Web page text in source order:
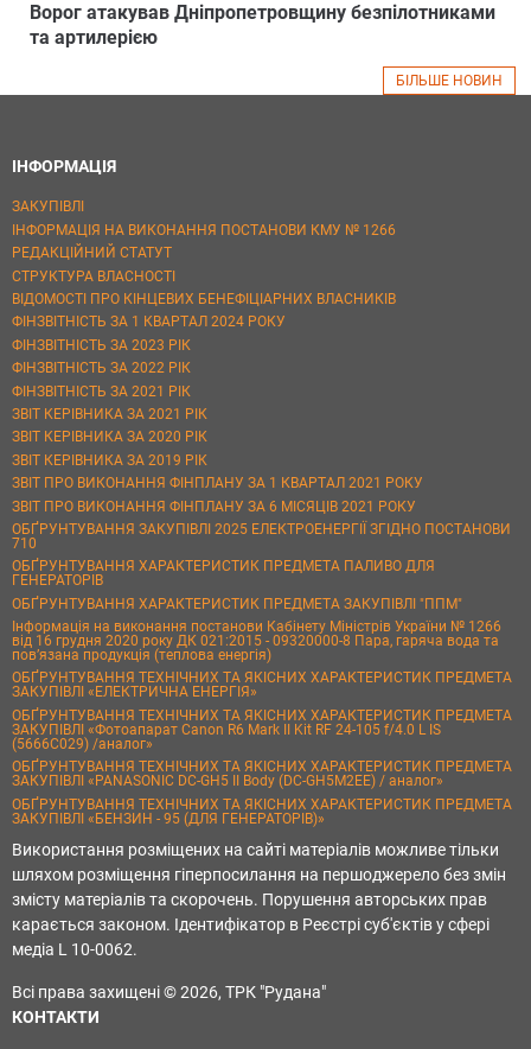
Ворог атакував Дніпропетровщину безпілотниками
та артилерією
БІЛЬШЕ НОВИН
ІНФОРМАЦІЯ
ЗАКУПІВЛІ
ІНФОРМАЦІЯ НА ВИКОНАННЯ ПОСТАНОВИ КМУ № 1266
РЕДАКЦІЙНИЙ СТАТУТ
СТРУКТУРА ВЛАСНОСТІ
ВІДОМОСТІ ПРО КІНЦЕВИХ БЕНЕФІЦІАРНИХ ВЛАСНИКІВ
ФІНЗВІТНІСТЬ ЗА 1 КВАРТАЛ 2024 РОКУ
ФІНЗВІТНІСТЬ ЗА 2023 РІК
ФІНЗВІТНІСТЬ ЗА 2022 РІК
ФІНЗВІТНІСТЬ ЗА 2021 РІК
ЗВІТ КЕРІВНИКА ЗА 2021 РІК
ЗВІТ КЕРІВНИКА ЗА 2020 РІК
ЗВІТ КЕРІВНИКА ЗА 2019 РІК
ЗВІТ ПРО ВИКОНАННЯ ФІНПЛАНУ ЗА 1 КВАРТАЛ 2021 РОКУ
ЗВІТ ПРО ВИКОНАННЯ ФІНПЛАНУ ЗА 6 МІСЯЦІВ 2021 РОКУ
ОБҐРУНТУВАННЯ ЗАКУПІВЛІ 2025 ЕЛЕКТРОЕНЕРГІЇ ЗГІДНО ПОСТАНОВИ
710
ОБҐРУНТУВАННЯ ХАРАКТЕРИСТИК ПРЕДМЕТА ПАЛИВО ДЛЯ
ГЕНЕРАТОРІВ
ОБҐРУНТУВАННЯ ХАРАКТЕРИСТИК ПРЕДМЕТА ЗАКУПІВЛІ "ППМ"
Інформація на виконання постанови Кабінету Міністрів України № 1266
від 16 грудня 2020 року ДК 021:2015 - 09320000-8 Пара, гаряча вода та
пов’язана продукція (теплова енергія)
ОБҐРУНТУВАННЯ ТЕХНІЧНИХ ТА ЯКІСНИХ ХАРАКТЕРИСТИК ПРЕДМЕТА
ЗАКУПІВЛІ «ЕЛЕКТРИЧНА ЕНЕРГІЯ»
ОБҐРУНТУВАННЯ ТЕХНІЧНИХ ТА ЯКІСНИХ ХАРАКТЕРИСТИК ПРЕДМЕТА
ЗАКУПІВЛІ «Фотоапарат Canon R6 Mark II Kit RF 24-105 f/4.0 L IS
(5666C029) /аналог»
ОБҐРУНТУВАННЯ ТЕХНІЧНИХ ТА ЯКІСНИХ ХАРАКТЕРИСТИК ПРЕДМЕТА
ЗАКУПІВЛІ «PANASONIC DC-GH5 II Body (DC-GH5M2EE) / аналог»
ОБҐРУНТУВАННЯ ТЕХНІЧНИХ ТА ЯКІСНИХ ХАРАКТЕРИСТИК ПРЕДМЕТА
ЗАКУПІВЛІ «БЕНЗИН - 95 (ДЛЯ ГЕНЕРАТОРІВ)»
Використання розміщених на сайті матеріалів можливе тільки
шляхом розміщення гіперпосилання на першоджерело без змін
змісту матеріалів та скорочень. Порушення авторських прав
карається законом. Ідентифікатор в Реєстрі суб'єктів у сфері
медіа L 10-0062.
Всі права захищені © 2026, ТРК "Рудана"
КОНТАКТИ